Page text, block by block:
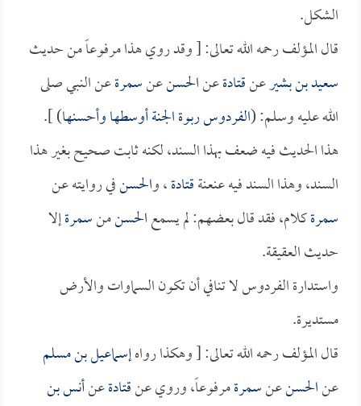
الشكل.
قال المؤلف رحمه الله تعالى: [ وقد روي هذا مرفوعاً من حديث
سعيد بن بشيرعنقتادةعنالحسنعنسمرةعن النبي صلى
الله عليه وسلم: (الفردوس ربوة الجنة أوسطها وأحسنها) ].
هذا الحديث فيه ضعف بهذا السند، لكنه ثابت صحيح بغير هذا
السند، وهذا السند فيه عنعنةقتادة، والحسنفي روايته عن
سمرةكلام، فقد قال بعضهم: لم يسمعالحسنمنسمرةإلا
حديث العقيقة.
واستدارة الفردوس لا تنافي أن تكون السماوات والأرض
مستديرة.
قال المؤلف رحمه الله تعالى: [ وهكذا رواهإسماعيل بن مسلم
عنالحسنعنسمرةمرفوعاً، وروي عنقتادةعنأنس بن